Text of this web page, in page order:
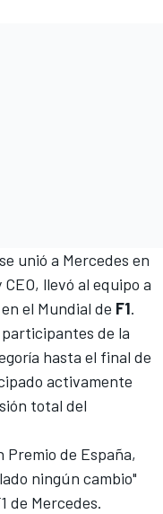
unió a Mercedes en
llevó al equipo a
el Mundial de F1.
participantes de la
hasta el final de
activamente
total del
Premio de España,
ningún cambio"
de Mercedes.